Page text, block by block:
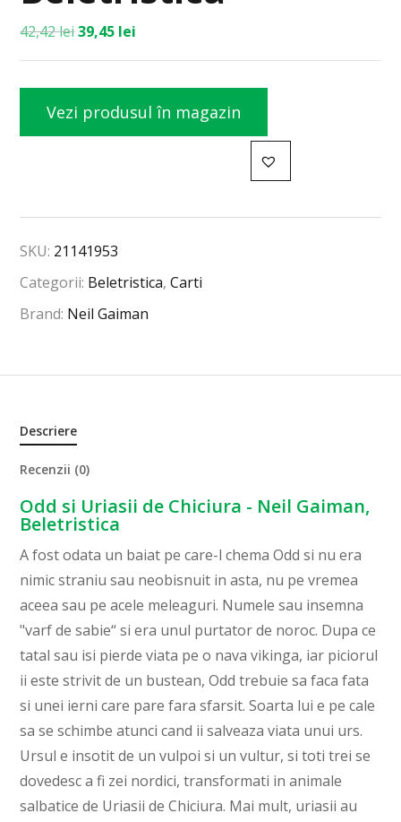
42,42lei39,45 lei
Vezi produsul în magazin
SKU: 21141953
Categorii: Beletristica,Carti
Brand: Neil Gaiman
Descriere
Recenzii (0)
Odd si Uriasii de Chiciura - Neil Gaiman,
Beletristica
A fost odata un baiat pe care-l chema Odd si nu era
nimic straniu sau neobisnuit in asta, nu pe vremea
aceea sau pe acele meleaguri. Numele sau insemna
"varf de sabie“ si era unul purtator de noroc. Dupa ce
tatal sau isi pierde viata pe o nava vikinga, iar piciorul
ii este strivit de un bustean, Odd trebuie sa faca fata
si unei ierni care pare fara sfarsit. Soarta lui e pe cale
sa se schimbe atunci cand ii salveaza viata unui urs.
Ursul e insotit de un vulpoi si un vultur, si toti trei se
dovedesc a fi zei nordici, transformati in animale
salbatice de Uriasii de Chiciura. Mai mult, uriasii au